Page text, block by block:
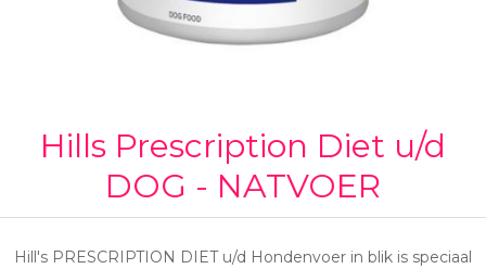
Hills Prescription Diet u/d
DOG - NATVOER
Hill's PRESCRIPTION DIET u/d Hondenvoer in blik is speciaal